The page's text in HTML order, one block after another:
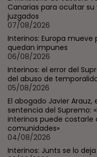
Canarias para ocultar
juzgados
07/08/2026
Interinos: Europa mueve
quedan impunes
06/08/2026
Interinos: el error del
del abuso de
05/08/2026
El abogado Javier
sentencia del Supremo:
interinos puede
comunidades»
04/08/2026
Interinos: Junts se lo